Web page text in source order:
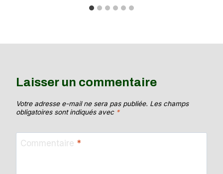
Laisser un commentaire
Votre adresse e-mail ne sera pas publiée. Les champs
obligatoires sont indiqués avec *
Commentaire *